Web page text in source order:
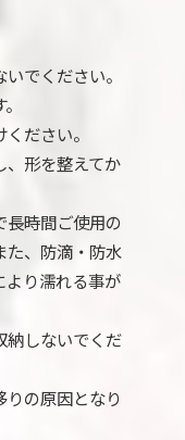
でください。
ださい。
、形を整えてか
長時間ご使用の
た、防滴・防水
より濡れる事が
納しないでくだ
りの原因となり